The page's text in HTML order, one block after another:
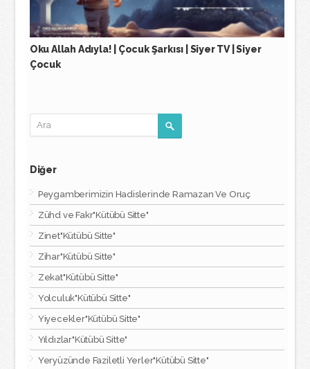
Oku Allah Adıyla! | Çocuk Şarkısı | Siyer TV | Siyer
Çocuk
Diğer
Peygamberimizin Hadislerinde Ramazan Ve Oruç
Zühd ve Fakr"Kütübü Sitte"
Zinet"Kütübü Sitte"
Zihar"Kütübü Sitte"
Zekat"Kütübü Sitte"
Yolculuk"Kütübü Sitte"
Yiyecekler"Kütübü Sitte"
Yıldızlar"Kütübü Sitte"
Yeryüzünde Faziletli Yerler"Kütübü Sitte"